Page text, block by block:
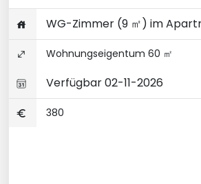
WG-Zimmer (9 ㎡) im
Wohnungseigentum 60 ㎡
Verfügbar 02-11-2026
380